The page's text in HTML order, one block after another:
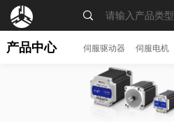
MENU
产品中心 伺服驱动器 伺服电机